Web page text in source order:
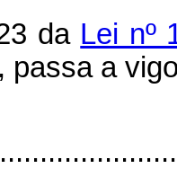
da Lei nº
passa a